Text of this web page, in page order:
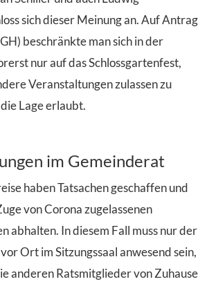
sich dieser Meinung an. Auf Antrag
beschränkte man sich in der
nur auf das Schlossgartenfest,
Veranstaltungen zulassen zu
Lage erlaubt.
im Gemeinderat
haben Tatsachen geschaffen und
von Corona zugelassenen
abhalten. In diesem Fall muss nur der
Ort im Sitzungssaal anwesend sein,
anderen Ratsmitglieder von Zuhause